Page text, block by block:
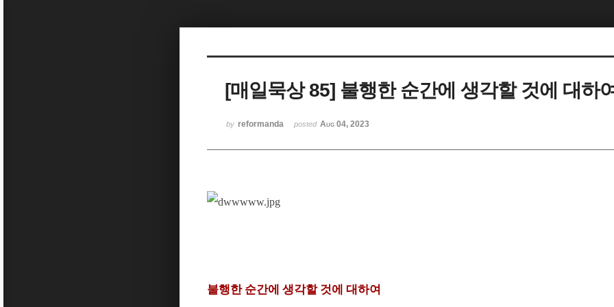
[매일묵상 85] 불행한 순간에 생각할 것에 대하
by reformanda posted Aug 04, 2023
불행한 순간에 생각할 것에 대하여